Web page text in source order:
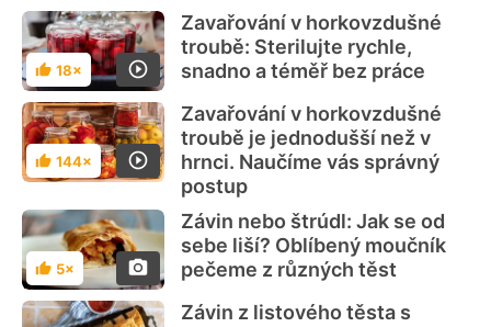
Hodnocení
18×
Zavařování v horkovzdušné
troubě: Sterilujte rychle,
snadno a téměř bez práce
Hodnocení
144×
Zavařování v horkovzdušné
troubě je jednodušší než v
hrnci. Naučíme vás správný
postup
Hodnocení
5×
Závin nebo štrúdl: Jak se od
sebe liší? Oblíbený moučník
pečeme z různých těst
Závin z listového těsta s